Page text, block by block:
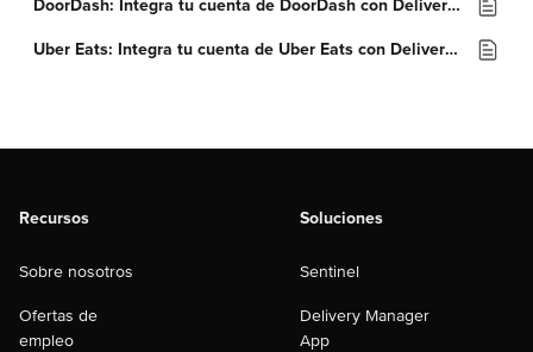
DoorDash: Integra tu cuenta de DoorDash con Deliverect
Uber Eats: Integra tu cuenta de Uber Eats con Deliverect
Recursos
Sobre nosotros
Ofertas de
empleo
Soluciones
Sentinel
Delivery Manager
App